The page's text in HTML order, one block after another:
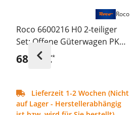
Roco 6600216 H0 2-teiliger
Set: Offene Güterwagen PKP
,Ep III
68,49 €*
Lieferzeit 1-2 Wochen (Nicht
auf Lager - Herstellerabhängig
Roco